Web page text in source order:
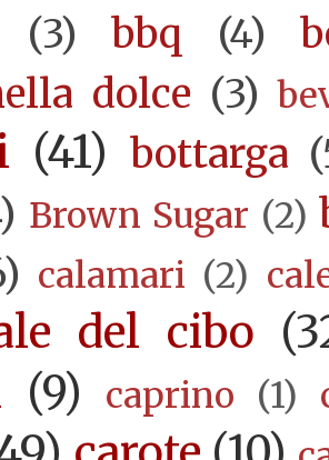
(3) bbq (4)
dolce (3)
(41) bottarga
Brown Sugar (2)
calamari (2)
del cibo
(9) caprino (1)